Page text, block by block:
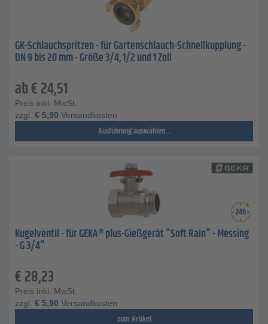
GK-Schlauchspritzen - für Gartenschlauch-Schnellkupplung -
DN 9 bis 20 mm - Größe 3/4, 1/2 und 1 Zoll
ab€24,51
Preis inkl. MwSt.
zzgl. € 5,90 Versandkosten
Ausführung auswählen...
Kugelventil - für GEKA® plus-Gießgerät "Soft Rain" - Messing
- G 3/4"
€28,23
Preis inkl. MwSt.
zzgl. € 5,90 Versandkosten
zum Artikel